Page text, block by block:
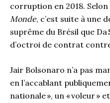
corruption en 2018.
Monde, c’est suite à une
suprême du Brésil que
d’octroi de contrat
Jair Bolsonaro n’a pas
en l’accablant
nationale », un « voleur »